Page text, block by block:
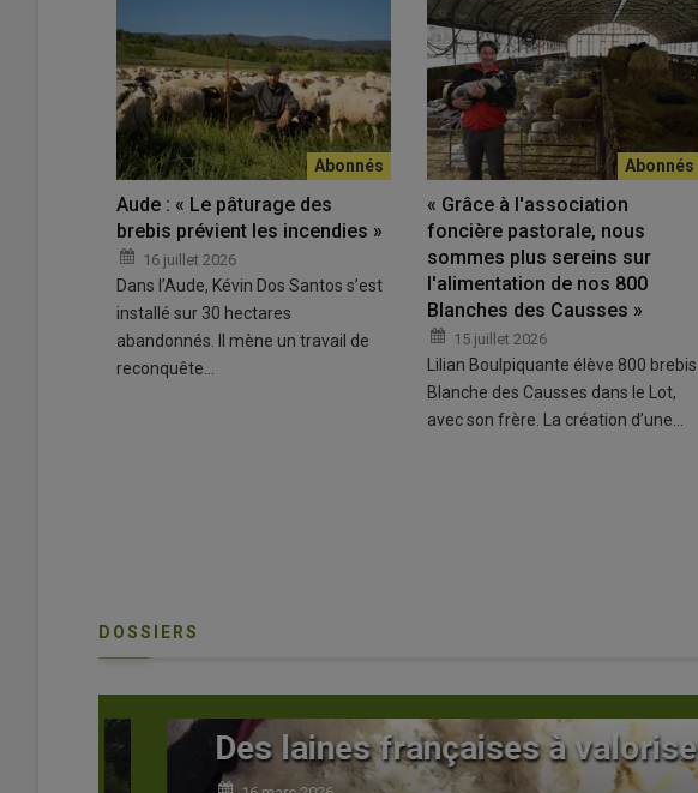
Aude : « Le pâturage des
brebis prévient les incendies »
16 juillet 2026
Dans l’Aude, Kévin Dos Santos s’est
installé sur 30 hectares
abandonnés. Il mène un travail de
reconquête…
« Grâce à l'association
foncière pastorale, nous
sommes plus sereins sur
l'alimentation de nos 800
Blanches des Causses »
15 juillet 2026
Lilian Boulpiquante élève 800 brebis
Blanche des Causses dans le Lot,
avec son frère. La création d’une…
DOSSIERS
Des laines françaises à valoriser